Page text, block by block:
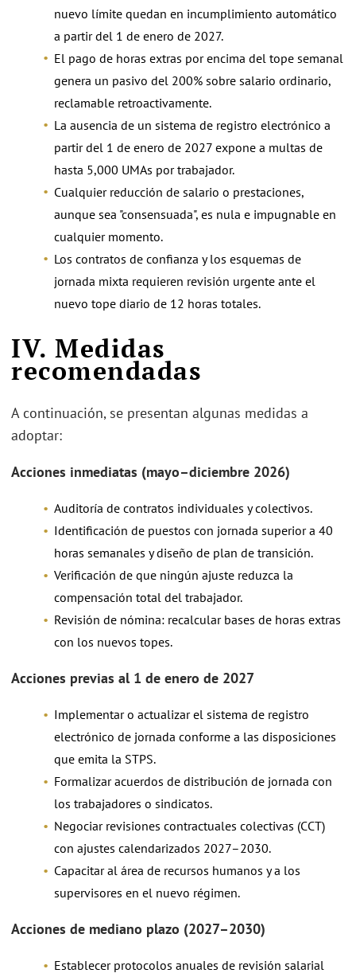
nuevo límite quedan en incumplimiento automático
a partir del 1 de enero de 2027.
El pago de horas extras por encima del tope semanal
genera un pasivo del 200% sobre salario ordinario,
reclamable retroactivamente.
La ausencia de un sistema de registro electrónico a
partir del 1 de enero de 2027 expone a multas de
hasta 5,000 UMAs por trabajador.
Cualquier reducción de salario o prestaciones,
aunque sea "consensuada", es nula e impugnable en
cualquier momento.
Los contratos de confianza y los esquemas de
jornada mixta requieren revisión urgente ante el
nuevo tope diario de 12 horas totales.
IV. Medidas
recomendadas
A continuación, se presentan algunas medidas a
adoptar:
Acciones inmediatas (mayo–diciembre 2026)
Auditoría de contratos individuales y colectivos.
Identificación de puestos con jornada superior a 40
horas semanales y diseño de plan de transición.
Verificación de que ningún ajuste reduzca la
compensación total del trabajador.
Revisión de nómina: recalcular bases de horas extras
con los nuevos topes.
Acciones previas al 1 de enero de 2027
Implementar o actualizar el sistema de registro
electrónico de jornada conforme a las disposiciones
que emita la STPS.
Formalizar acuerdos de distribución de jornada con
los trabajadores o sindicatos.
Negociar revisiones contractuales colectivas (CCT)
con ajustes calendarizados 2027–2030.
Capacitar al área de recursos humanos y a los
supervisores en el nuevo régimen.
Acciones de mediano plazo (2027–2030)
Establecer protocolos anuales de revisión salarial